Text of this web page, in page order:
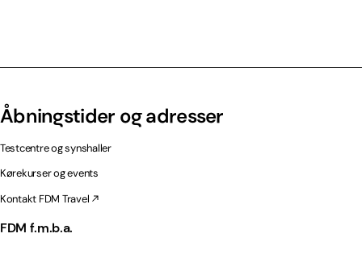
Åbningstider og adresser
Testcentre og synshaller
Kørekurser og events
Kontakt FDM Travel
FDM f.m.b.a.